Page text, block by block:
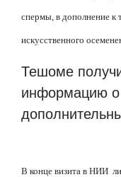
спермы, в дополнение к
искусственного
Тешоме
информацию о
В конце визита в НИИ